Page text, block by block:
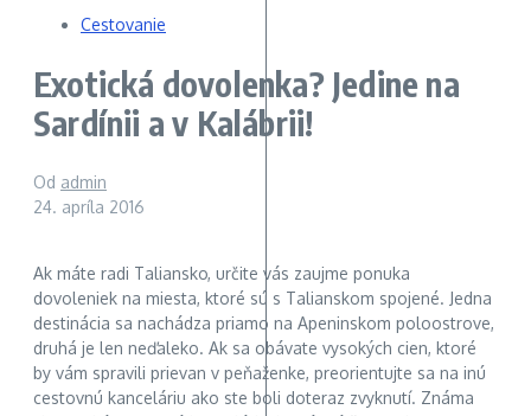
Cestovanie
Exotická dovolenka? Jedine na
Sardínii a v Kalábrii!
Od admin
24. apríla 2016
Ak máte radi Taliansko, určite vás zaujme ponuka
dovoleniek na miesta, ktoré sú s Talianskom spojené. Jedna
destinácia sa nachádza priamo na Apeninskom poloostrove,
druhá je len neďaleko. Ak sa obávate vysokých cien, ktoré
by vám spravili prievan v peňaženke, preorientujte sa na inú
cestovnú kanceláriu ako ste boli doteraz zvyknutí. Známa